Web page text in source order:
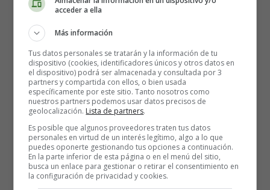
Hablando de la naturaleza, ¿alguna vez te has preguntado
qué hace la vida salvaje mientras los humanos estamos
estresados ​​por las últimas noticias?
La mayoría de los animales simplemente continúan
viviendo sus vidas, y puedes ser testigo de cómo lo hacen
en tiempo real con las cámaras en vivo en Explore.org.
Puede ser muy reconfortante ver delfines, águilas,
cachorros, etc. incluso cuando sientes que todo se está
acceder a ella
Más información
Tus datos personales se tratarán y la información de tu
dispositivo (cookies, identificadores únicos y otros datos en
el dispositivo) podrá ser almacenada y consultada por 3
partners y compartida con ellos, o bien usada
específicamente por este sitio. Tanto nosotros como
nuestros partners podemos usar datos precisos de
geolocalización. Lista de partners.
Es posible que algunos proveedores traten tus datos
personales en virtud de un interés legítimo, algo a lo que
puedes oponerte gestionando tus opciones a continuación.
En la parte inferior de esta página o en el menú del sitio,
busca un enlace para gestionar o retirar el consentimiento en
la configuración de privacidad y cookies.